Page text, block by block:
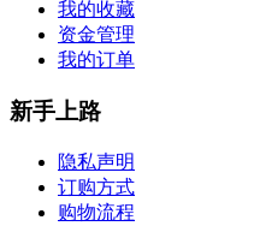
我的收藏
资金管理
我的订单
新手上路
隐私声明
订购方式
购物流程